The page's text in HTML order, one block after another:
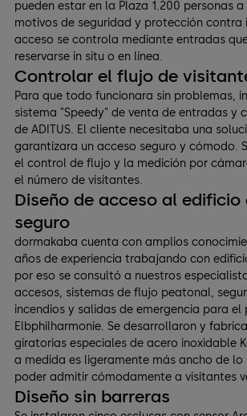
pueden estar en la Plaza 1.200 personas
motivos de seguridad y protección contra
acceso se controla mediante entradas
reservarse in situ o en línea.
Controlar el flujo de
Para que todo funcionara sin problemas,
sistema "Speedy" de venta de entradas y
de ADITUS. El cliente necesitaba una
garantizara un acceso seguro y cómodo.
el control de flujo y la medición por
el número de visitantes.
Diseño de acceso al edificio
seguro
dormakaba cuenta con amplios
años de experiencia trabajando con
por eso se consultó a nuestros
accesos, sistemas de flujo peatonal,
incendios y salidas de emergencia para
Elbphilharmonie. Se desarrollaron y
giratorias especiales de acero inoxidable
a medida es ligeramente más ancho de
poder admitir cómodamente a visitantes
Diseño sin barreras